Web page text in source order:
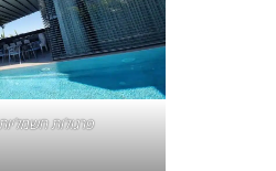
פרגולות